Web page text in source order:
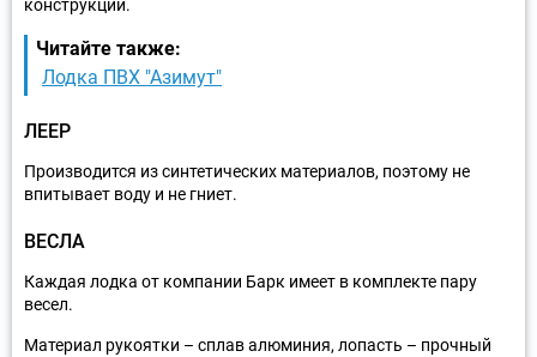
конструкции.
Читайте также:
Лодка ПВХ "Азимут"
ЛЕЕР
Производится из синтетических материалов, поэтому не
впитывает воду и не гниет.
ВЕСЛА
Каждая лодка от компании Барк имеет в комплекте пару
весел.
Материал рукоятки – сплав алюминия, лопасть – прочный